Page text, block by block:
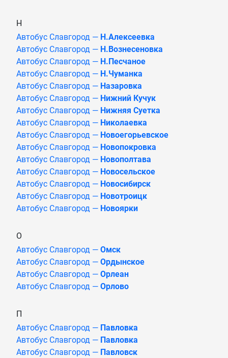
Н
Автобус Славгород — Н.Алексеевка
Автобус Славгород — Н.Вознесеновка
Автобус Славгород — Н.Песчаное
Автобус Славгород — Н.Чуманка
Автобус Славгород — Назаровка
Автобус Славгород — Нижний Кучук
Автобус Славгород — Нижняя Суетка
Автобус Славгород — Николаевка
Автобус Славгород — Новоегорьевское
Автобус Славгород — Новопокровка
Автобус Славгород — Новополтава
Автобус Славгород — Новосельское
Автобус Славгород — Новосибирск
Автобус Славгород — Новотроицк
Автобус Славгород — Новоярки
О
Автобус Славгород — Омск
Автобус Славгород — Ордынское
Автобус Славгород — Орлеан
Автобус Славгород — Орлово
П
Автобус Славгород — Павловка
Автобус Славгород — Павловка
Автобус Славгород — Павловск